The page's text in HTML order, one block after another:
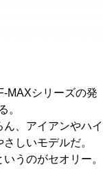
MAXシリーズの発
。
、アイアンやハイ
しいモデルだ。
うのがセオリー。